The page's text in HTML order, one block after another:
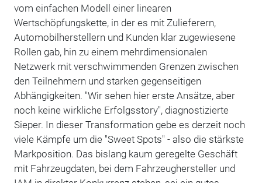
vom einfachen Modell einer linearen
Wertschöpfungskette, in der es mit Zulieferern,
Automobilherstellern und Kunden klar zugewiesene
Rollen gab, hin zu einem mehrdimensionalen
Netzwerk mit verschwimmenden Grenzen zwischen
den Teilnehmern und starken gegenseitigen
Abhängigkeiten. "Wir sehen hier erste Ansätze, aber
noch keine wirkliche Erfolgsstory", diagnostizierte
Sieper. In dieser Transformation gebe es derzeit noch
viele Kämpfe um die "Sweet Spots" - also die stärkste
Markposition. Das bislang kaum geregelte Geschäft
mit Fahrzeugdaten, bei dem Fahrzeughersteller und